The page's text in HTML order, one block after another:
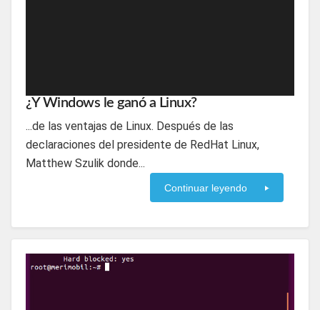
¿Y Windows le ganó a Linux?
...de las ventajas de Linux. Después de las
declaraciones del presidente de RedHat Linux,
Matthew Szulik donde...
Continuar leyendo